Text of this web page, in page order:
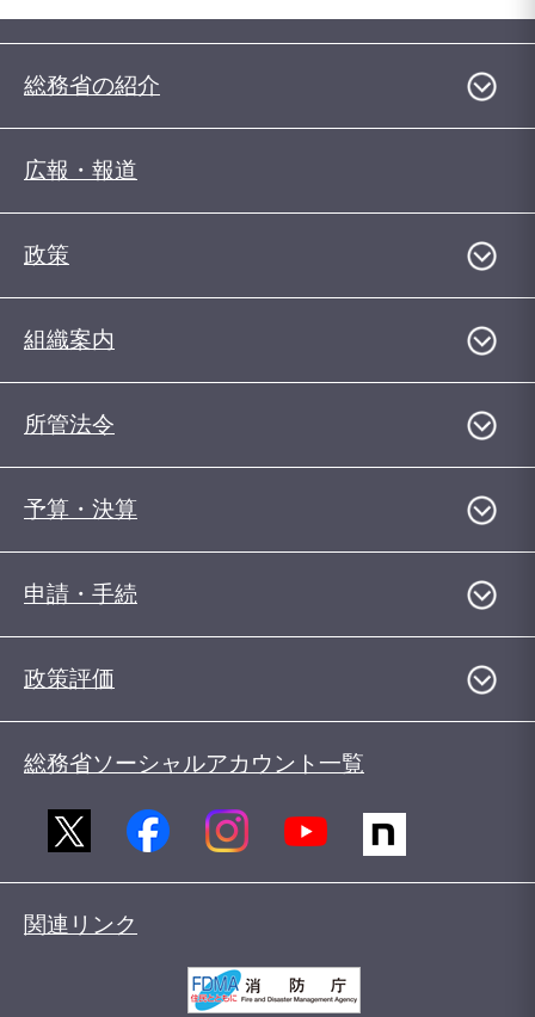
総務省の紹介
広報・報道
政策
組織案内
所管法令
予算・決算
申請・手続
政策評価
総務省ソーシャルアカウント一覧
関連リンク